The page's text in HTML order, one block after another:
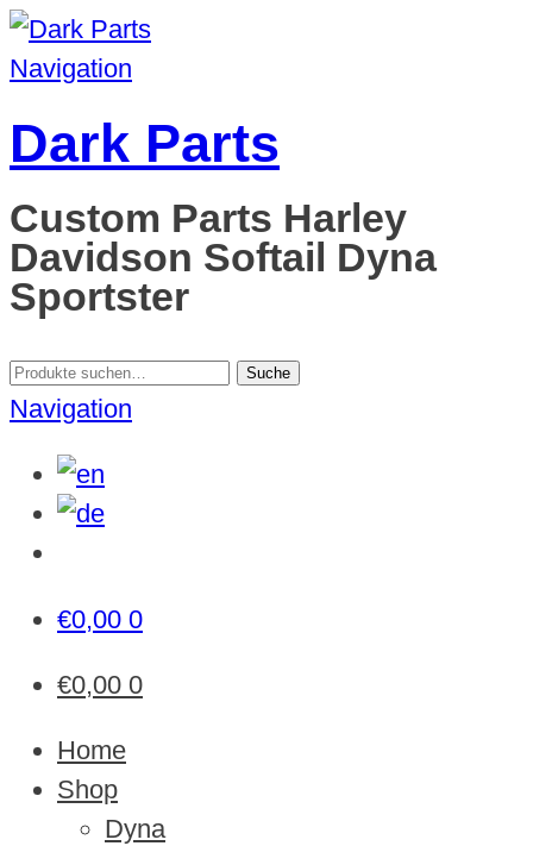
Navigation
Dark Parts
Custom Parts Harley
Davidson Softail Dyna
Sportster
Suche
nach:
Suche
Navigation
€0,00 0
€0,00 0
Home
Shop
Dyna